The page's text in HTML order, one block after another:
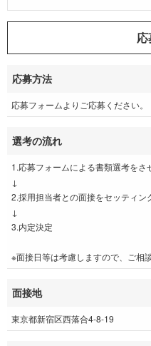
応募方法
応募フォームよりご応募ください。
選考の流れ
1.応募フォームによる書類選考をさ
↓
2.採用担当者との面接をセッティン
↓
3.内定決定
※面接日等は考慮しますので、ご相
面接地
東京都新宿区西落合4-8-19